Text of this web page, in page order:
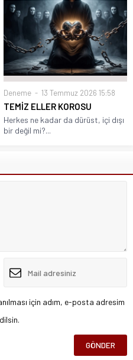
Deneme 13 Temmuz 2026 15:58
TEMİZ ELLER KOROSU
Herkes ne kadar da dürüst, içi dışı
bir değil mi?...
için adım, e-posta adresim